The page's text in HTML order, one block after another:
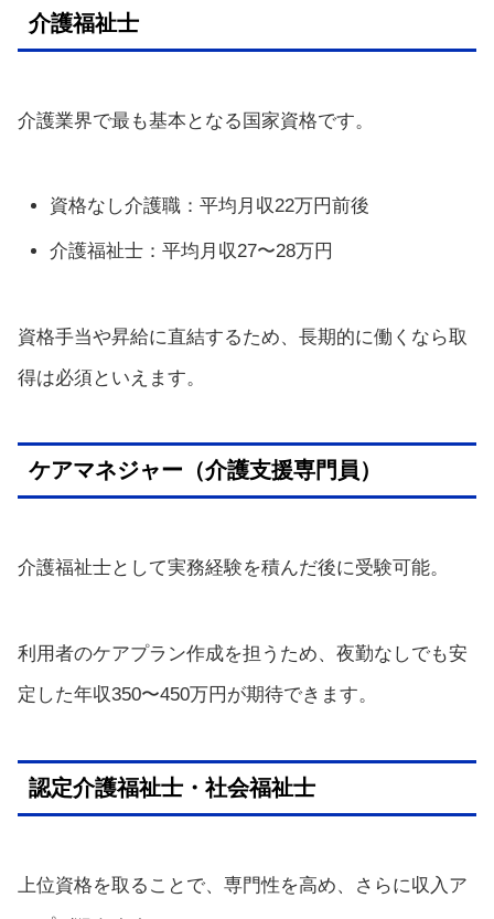
介護福祉士
介護業界で最も基本となる国家資格です。
資格なし介護職：平均月収22万円前後
介護福祉士：平均月収27〜28万円
資格手当や昇給に直結するため、長期的に働くなら取
得は必須といえます。
ケアマネジャー（介護支援専門員）
介護福祉士として実務経験を積んだ後に受験可能。
利用者のケアプラン作成を担うため、夜勤なしでも安
定した年収350〜450万円が期待できます。
認定介護福祉士・社会福祉士
上位資格を取ることで、専門性を高め、さらに収入ア